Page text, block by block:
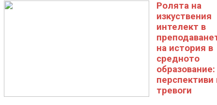
Ролята на
изкуствения
интелект в
на история в
средното
образование:
перспективи
тревоги